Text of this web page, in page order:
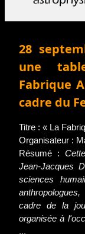
28
une
Fabrique
cadre du
Titre : « La
Organisateur :
Résumé :
Jean-Jacques
sciences
cadre de la
organisée à
...